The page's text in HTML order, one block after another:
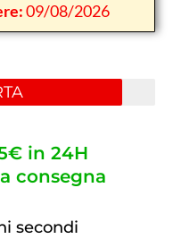
09/08/2026
in 24H
consegna
secondi